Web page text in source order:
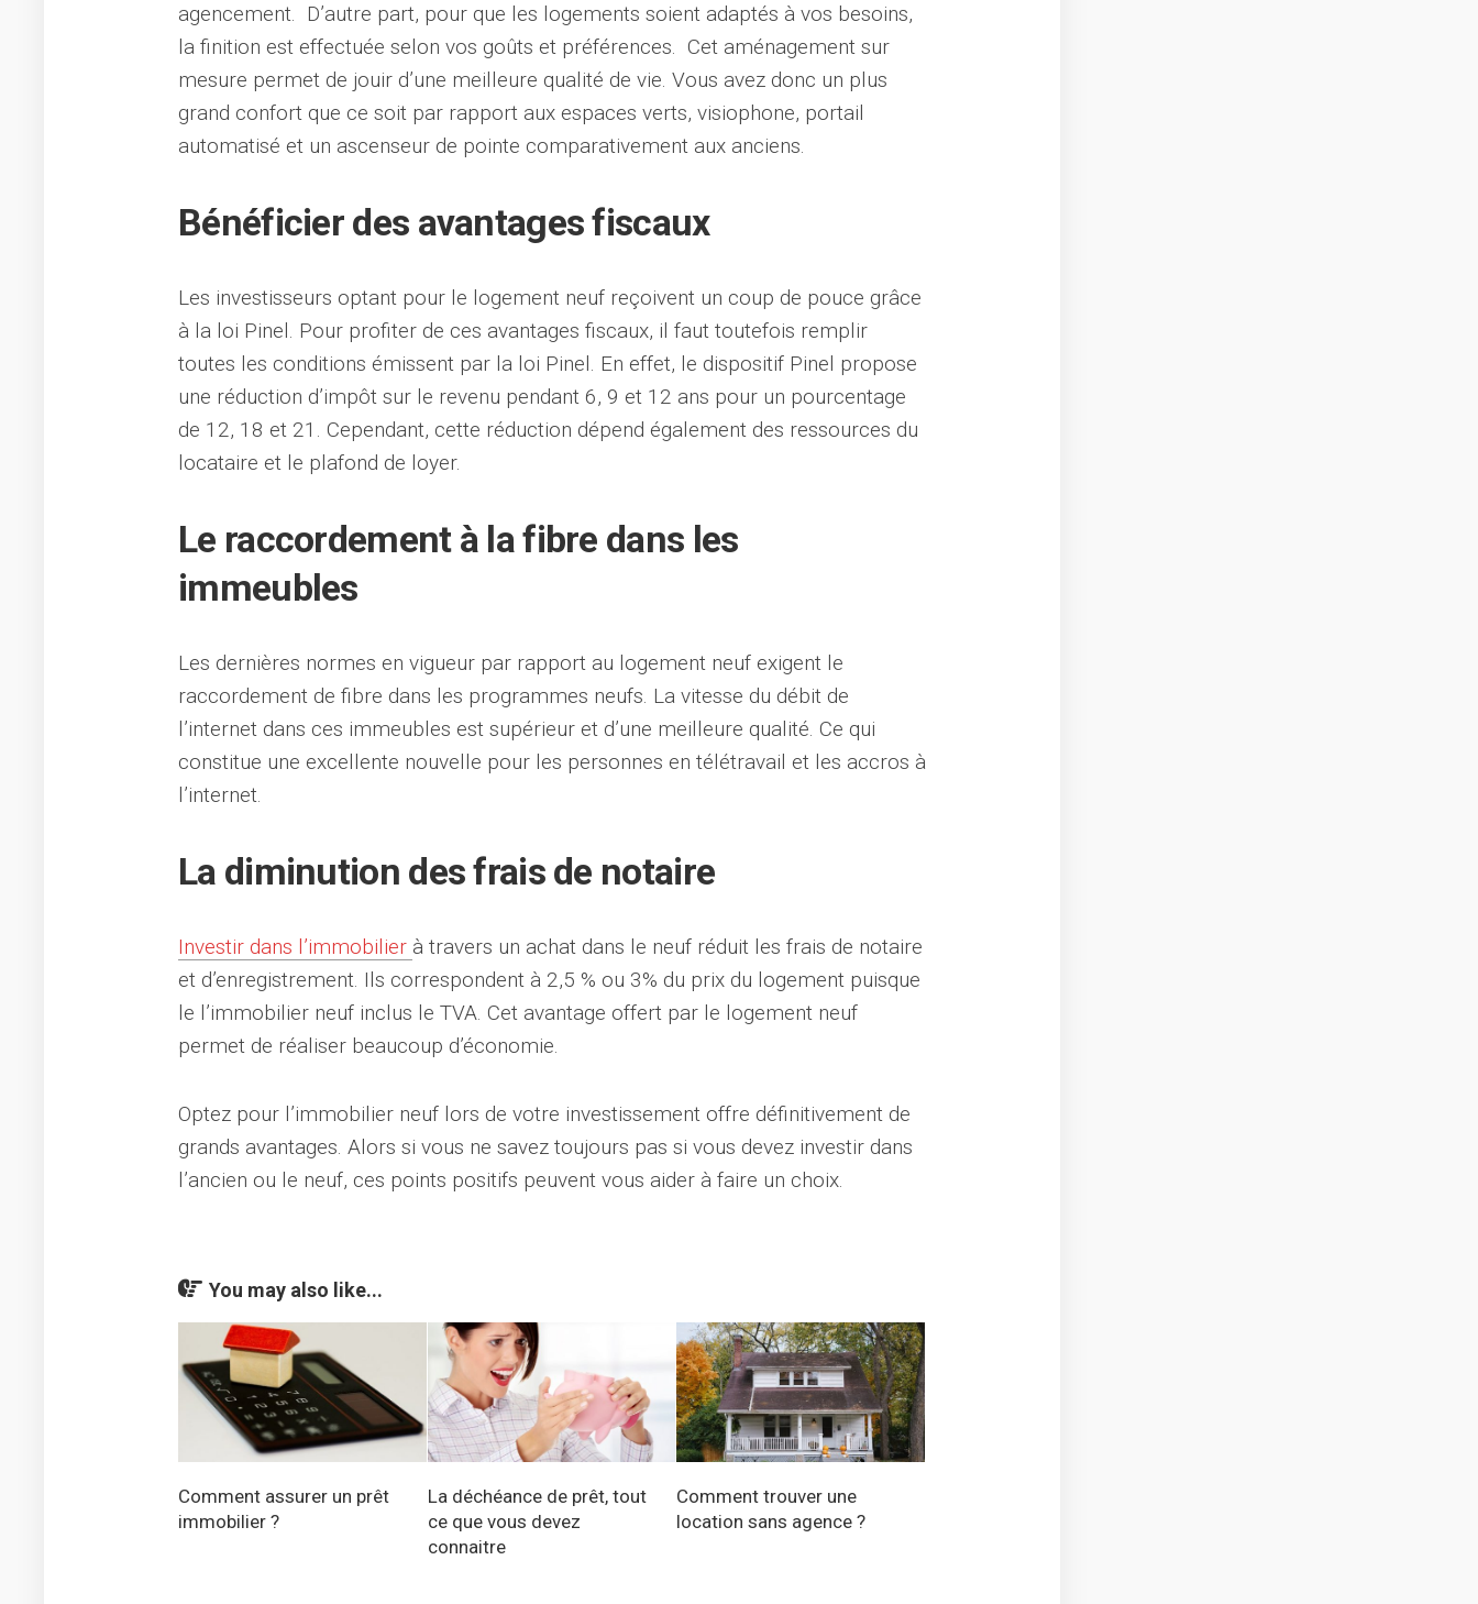
agencement. D’autre part, pour que les logements soient adaptés à vos besoins,
la finition est effectuée selon vos goûts et préférences. Cet aménagement sur
mesure permet de jouir d’une meilleure qualité de vie. Vous avez donc un plus
grand confort que ce soit par rapport aux espaces verts, visiophone, portail
automatisé et un ascenseur de pointe comparativement aux anciens.
Bénéficier des avantages fiscaux
Les investisseurs optant pour le logement neuf reçoivent un coup de pouce grâce
à la loi Pinel. Pour profiter de ces avantages fiscaux, il faut toutefois remplir
toutes les conditions émissent par la loi Pinel. En effet, le dispositif Pinel propose
une réduction d’impôt sur le revenu pendant 6, 9 et 12 ans pour un pourcentage
de 12, 18 et 21. Cependant, cette réduction dépend également des ressources du
locataire et le plafond de loyer.
Le raccordement à la fibre dans les
immeubles
Les dernières normes en vigueur par rapport au logement neuf exigent le
raccordement de fibre dans les programmes neufs. La vitesse du débit de
l’internet dans ces immeubles est supérieur et d’une meilleure qualité. Ce qui
constitue une excellente nouvelle pour les personnes en télétravail et les accros à
l’internet.
La diminution des frais de notaire
Investir dans l’immobilier à travers un achat dans le neuf réduit les frais de notaire
et d’enregistrement. Ils correspondent à 2,5 % ou 3% du prix du logement puisque
le l’immobilier neuf inclus le TVA. Cet avantage offert par le logement neuf
permet de réaliser beaucoup d’économie.
Optez pour l’immobilier neuf lors de votre investissement offre définitivement de
grands avantages. Alors si vous ne savez toujours pas si vous devez investir dans
l’ancien ou le neuf, ces points positifs peuvent vous aider à faire un choix.
You may also like...
Comment assurer un prêt
immobilier ?
La déchéance de prêt, tout
ce que vous devez
connaitre
Comment trouver une
location sans agence ?